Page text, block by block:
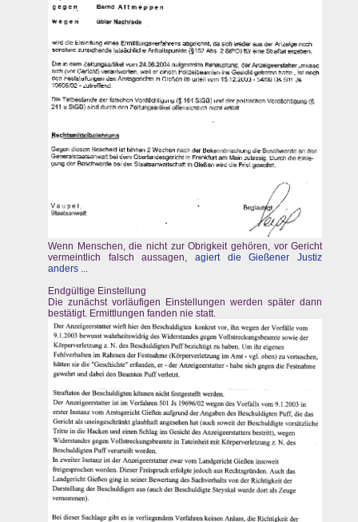
Wenn Menschen, die nicht zur Obrigkeit gehören, vor Gericht
vermeintlich falsch aussagen,agiert die Gießener Justiz
anders ...
Endgültige Einstellung
Die zunächst vorläufigen Einstellungen werden später dann
bestätigt. Ermittlungen fanden nie statt.